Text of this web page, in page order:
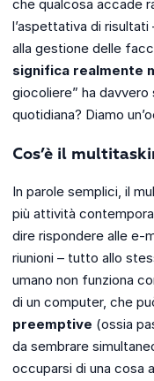
che qualcosa accade
l’aspettativa di
alla gestione delle
significa realmente
giocoliere” ha davvero
quotidiana? Diamo
Cos’è il
In parole semplici, il
più attività
dire rispondere alle e-
riunioni – tutto allo
umano non funziona
di un computer, che
preemptive (ossia
da sembrare
occuparsi di una cosa